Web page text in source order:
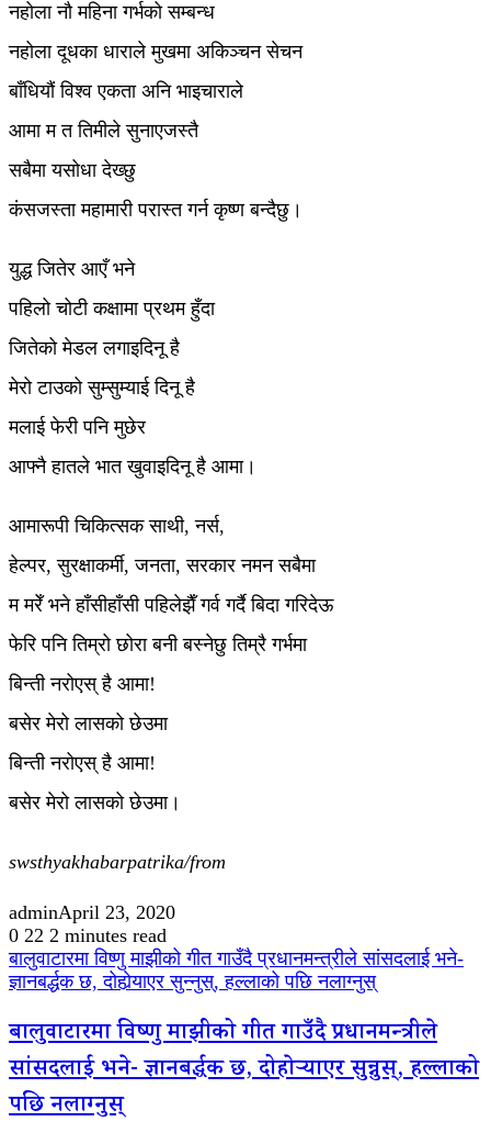
नहोला नौ महिना गर्भको सम्बन्ध
नहोला दूधका धाराले मुखमा अकिञ्चन सेचन
बाँधियौं विश्व एकता अनि भाइचाराले
आमा म त तिमीले सुनाएजस्तै
सबैमा यसोधा देख्छु
कंसजस्ता महामारी परास्त गर्न कृष्ण बन्दैछु।
युद्ध जितेर आएँ भने
पहिलो चोटी कक्षामा प्रथम हुँदा
जितेको मेडल लगाइदिनू है
मेरो टाउको सुम्सुम्याई दिनू है
मलाई फेरी पनि मुछेर
आफ्नै हातले भात खुवाइदिनू है आमा।
आमारूपी चिकित्सक साथी, नर्स,
हेल्पर, सुरक्षाकर्मी, जनता, सरकार नमन सबैमा
म मरेँ भने हाँसीहाँसी पहिलेझैँ गर्व गर्दै बिदा गरिदेऊ
फेरि पनि तिम्रो छोरा बनी बस्नेछु तिम्रै गर्भमा
बिन्ती नरोएस् है आमा!
बसेर मेरो लासको छेउमा
बिन्ती नरोएस् है आमा!
बसेर मेरो लासको छेउमा।
swsthyakhabarpatrika/from
adminApril 23, 2020
0 22 2 minutes read
बालुवाटारमा विष्णु माझीको गीत गाउँदै प्रधानमन्त्रीले सांसदलाई भने-
ज्ञानबर्द्धक छ, दोहाेर्‍याएर सुन्नुस्, हल्लाको पछि नलाग्नुस्
बालुवाटारमा विष्णु माझीको गीत गाउँदै प्रधानमन्त्रीले
सांसदलाई भने- ज्ञानबर्द्धक छ, दोहाेर्‍याएर सुन्नुस्, हल्लाको
पछि नलाग्नुस्